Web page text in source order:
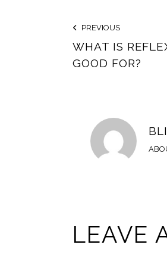
PREVIOUS
WHAT IS
GOOD FOR?
LEAVE